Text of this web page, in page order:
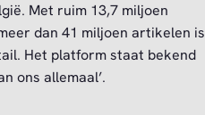
Met ruim 13,7 miljoen
dan 41 miljoen artikelen is
Het platform staat bekend
ons allemaal’.